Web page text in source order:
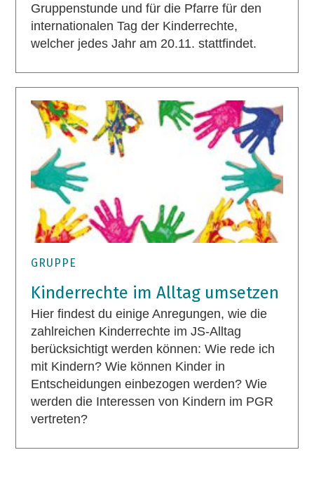
Gruppenstunde und für die Pfarre für den
internationalen Tag der Kinderrechte,
welcher jedes Jahr am 20.11. stattfindet.
GRUPPE
Kinderrechte im Alltag umsetzen
Hier findest du einige Anregungen, wie die
zahlreichen Kinderrechte im JS-Alltag
berücksichtigt werden können: Wie rede ich
mit Kindern? Wie können Kinder in
Entscheidungen einbezogen werden? Wie
werden die Interessen von Kindern im PGR
vertreten?